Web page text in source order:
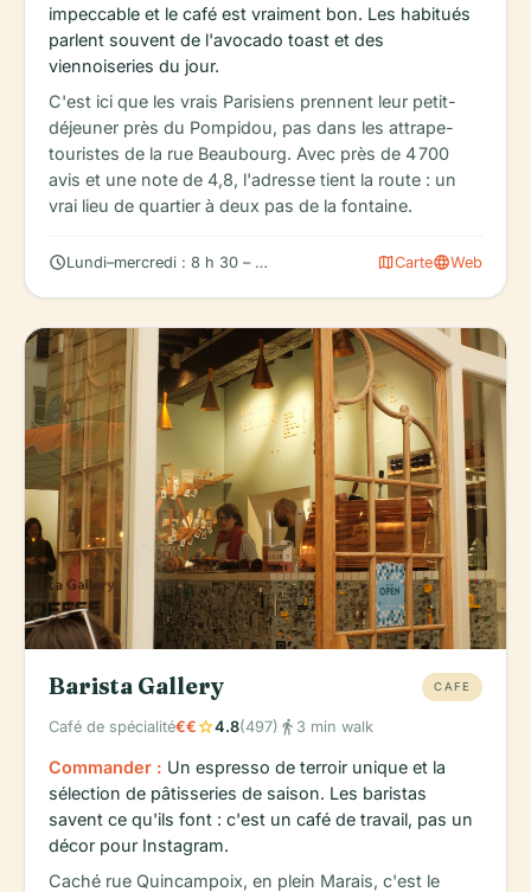
impeccable et le café est vraiment bon. Les habitués
parlent souvent de l'avocado toast et des
viennoiseries du jour.
C'est ici que les vrais Parisiens prennent leur petit-
déjeuner près du Pompidou, pas dans les attrape-
touristes de la rue Beaubourg. Avec près de 4 700
avis et une note de 4,8, l'adresse tient la route : un
vrai lieu de quartier à deux pas de la fontaine.
scheduleLundi–mercredi : 8 h 30 – 18 h 00 mapCartelanguageWeb
Barista Gallery CAFE
Café de spécialité€€star4.8(497) directions_walk 3 min walk
Commander : Un espresso de terroir unique et la
sélection de pâtisseries de saison. Les baristas
savent ce qu'ils font : c'est un café de travail, pas un
décor pour Instagram.
Caché rue Quincampoix, en plein Marais, c'est le